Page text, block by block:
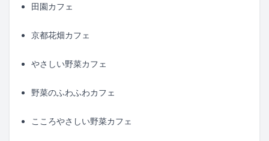
田園カフェ
京都花畑カフェ
やさしい野菜カフェ
野菜のふわふわカフェ
こころやさしい野菜カフェ